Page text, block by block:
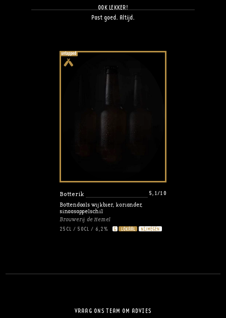
OOK LEKKER!
Past goed. Altijd.
Botterik 5,1/10
Bottendaals wijkbier, koriander,
sinaasappelschil
Brouwerij de Hemel
25CL / 50CL / 6,2% G LOKAAL NIJMEGEN
VRAAG ONS TEAM OM ADVIES